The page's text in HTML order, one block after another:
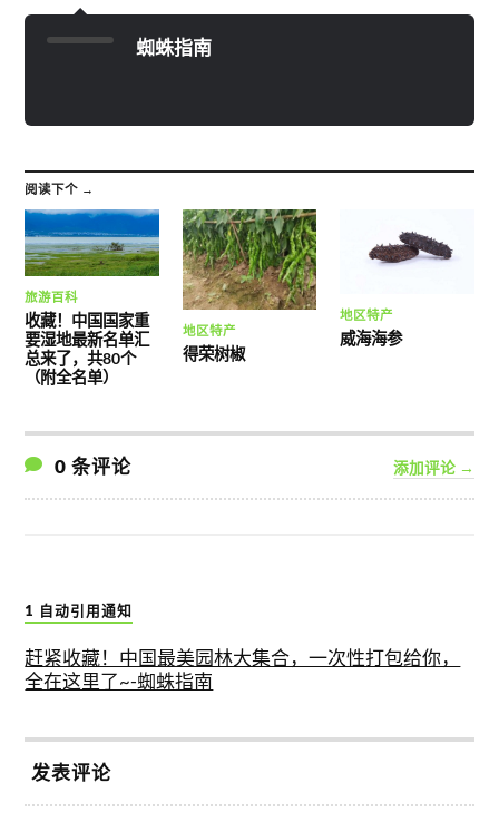
蜘蛛指南
阅读下个 →
旅游百科
收藏！中国国家重
要湿地最新名单汇
总来了，共80个
（附全名单）
地区特产
得荣树椒
地区特产
威海海参
0 条评论 添加评论 →
1 自动引用通知
赶紧收藏！中国最美园林大集合，一次性打包给你，
全在这里了~-蜘蛛指南
发表评论